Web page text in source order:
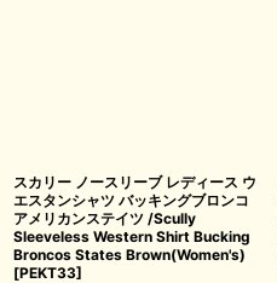
スカリー ノースリーブ レディース ウ
エスタンシャツ バッキングブロンコ
アメリカンステイツ /Scully
Sleeveless Western Shirt Bucking
Broncos States Brown(Women's)
[PEKT33]